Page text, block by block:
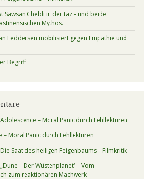
Sawsan Chebli in der taz – und beide
Mythos.
Feddersen mobilisiert gegen Empathie und
Begriff
Adolescence – Moral Panic durch Fehllektüren
– Moral Panic durch Fehllektüren
Die Saat des heiligen Feigenbaums – Filmkritik
„Dune – Der Wüstenplanet“ – Vom
zum reaktionären Machwerk